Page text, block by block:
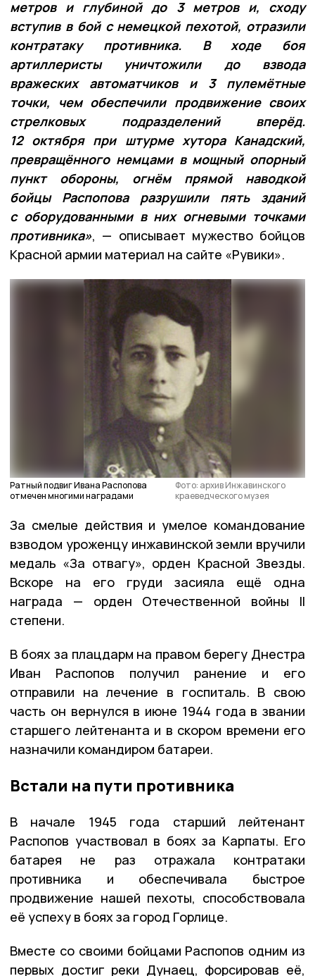
метров и глубиной до 3 метров и, сходу
вступив в бой с немецкой пехотой, отразили
контратаку противника. В ходе боя
артиллеристы уничтожили до взвода
вражеских автоматчиков и 3 пулемётные
точки, чем обеспечили продвижение своих
стрелковых подразделений вперёд.
12 октября при штурме хутора Канадский,
превращённого немцами в мощный опорный
пункт обороны, огнём прямой наводкой
бойцы Распопова разрушили пять зданий
с оборудованными в них огневыми точками
противника», — описывает мужество бойцов
Красной армии материал на сайте «Рувики».
Ратный подвиг Ивана Распопова
отмечен многими наградами
Фото: архив Инжавинского
краеведческого музея
За смелые действия и умелое командование
взводом уроженцу инжавинской земли вручили
медаль «За отвагу», орден Красной Звезды.
Вскоре на его груди засияла ещё одна
награда — орден Отечественной войны II
степени.
В боях за плацдарм на правом берегу Днестра
Иван Распопов получил ранение и его
отправили на лечение в госпиталь. В свою
часть он вернулся в июне 1944 года в звании
старшего лейтенанта и в скором времени его
назначили командиром батареи.
Встали на пути противника
В начале 1945 года старший лейтенант
Распопов участвовал в боях за Карпаты. Его
батарея не раз отражала контратаки
противника и обеспечивала быстрое
продвижение нашей пехоты, способствовала
её успеху в боях за город Горлице.
Вместе со своими бойцами Распопов одним из
первых достиг реки Дунаец, форсировав её,